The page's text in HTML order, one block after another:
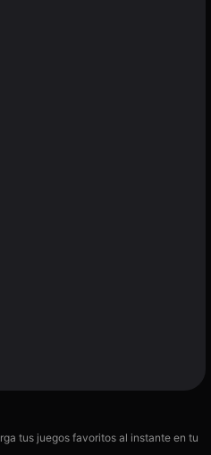
tus juegos favoritos al instante en tu